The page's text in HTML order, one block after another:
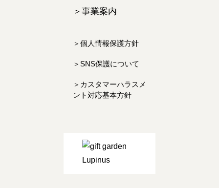
事業案内
個人情報保護方針
SNS保護について
カスタマーハラスメ
ント対応基本方針